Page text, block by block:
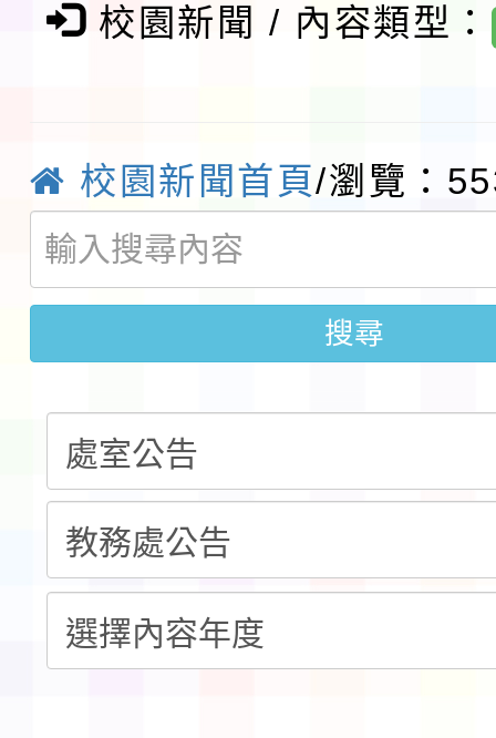
及師生本土語及新住民
115年食農教育專業人
鎮韌性（防空）演習－
速演練執行計畫」
「115年金融知識線上
法」
本校115學年度第1學
第3次招考代課鐘點教
告(不再辦理後續甄選)
檢送「桃園市115學年
賽實施要點」1份
本市「115學年度學生
程安排一案
「桃園市補助參觀特色
展演活動實施計畫」
請一案
社團法人中華民國畫廊
026 ART TAIPEI臺北
會」之「藝術教育日」
校園新聞 / 內容類型：
校園新聞首頁/瀏覽：
搜尋